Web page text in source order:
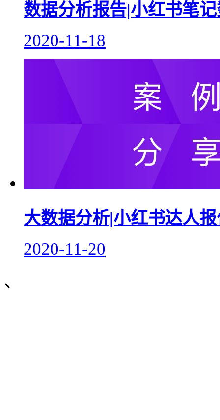
数据分析报告|小红书笔
2020-11-18
大数据分析|小红书达人
2020-11-20
、